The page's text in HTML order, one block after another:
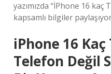
yazımızda “İPhone 16 kaç
kapsamlı bilgiler
iPhone 16 Kaç
Telefon Değil